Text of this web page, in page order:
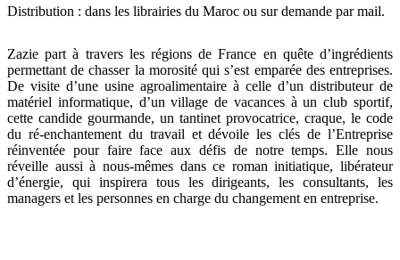
Distribution : dans les librairies du Maroc ou sur demande par mail.
Zazie part à travers les régions de France en quête d’ingrédients
permettant de chasser la morosité qui s’est emparée des entreprises.
De visite d’une usine agroalimentaire à celle d’un distributeur de
matériel informatique, d’un village de vacances à un club sportif,
cette candide gourmande, un tantinet provocatrice, craque, le code
du ré-enchantement du travail et dévoile les clés de l’Entreprise
réinventée pour faire face aux défis de notre temps. Elle nous
réveille aussi à nous-mêmes dans ce roman initiatique, libérateur
d’énergie, qui inspirera tous les dirigeants, les consultants, les
managers et les personnes en charge du changement en entreprise.